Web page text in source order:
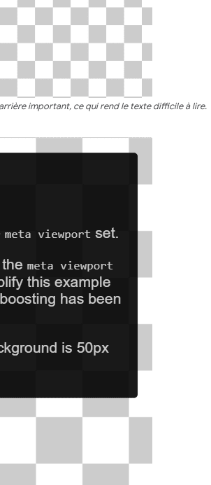
important, ce qui rend le texte difficile à lire.